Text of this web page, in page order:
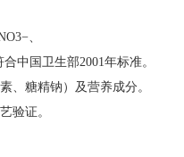
O3−、
中国卫生部2001年标准。
、糖精钠）及营养成分。
验证。